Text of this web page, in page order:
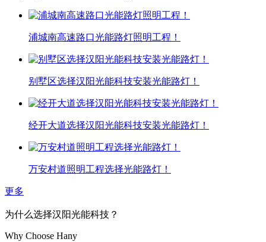
浦城南高速路口光能路灯照明工程！
别墅区选择汉阳光能科技安装光能路灯！
经开大道选择汉阳光能科技安装光能路灯！
万安村道照明工程选择光能路灯！
更多
为什么选择汉阳光能科技？
Why Choose Hany